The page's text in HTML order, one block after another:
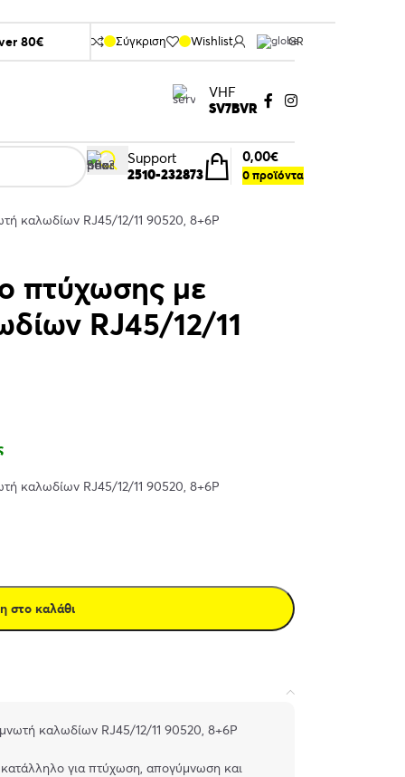
80€ Σύγκριση Wishlist GR
VHF
SV7BVR
Support
2510-232873
0προϊόντα
0,00€
καλωδίων RJ45/12/11 90520, 8+6P
πτύχωσης με
RJ45/12/11
καλωδίων RJ45/12/11 90520, 8+6P
στο καλάθι
καλωδίων RJ45/12/11 90520, 8+6P
για πτύχωση, απογύμνωση και